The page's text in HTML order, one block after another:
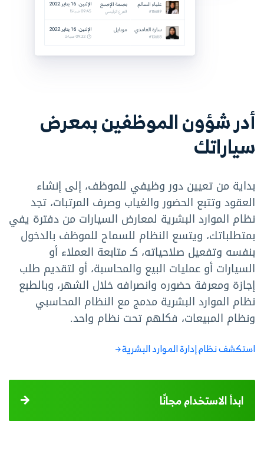
أدر شؤون الموظفين بمعرض
سياراتك
بداية من تعيين دور وظيفي للموظف، إلى إنشاء
العقود وتتبع الحضور والغياب وصرف المرتبات، تجد
نظام الموارد البشرية لمعارض السيارات من دفترة يفي
بمتطلباتك، ويتسع النظام للسماح للموظف بالدخول
بنفسه وتفعيل صلاحياته، كـ متابعة العملاء أو
السيارات أو عمليات البيع والمحاسبة، أو لتقديم طلب
إجازة ومعرفة حضوره وانصرافه خلال الشهر، وبالطبع
نظام الموارد البشرية مدمج مع النظام المحاسبي
ونظام المبيعات، فكلهم تحت نظام واحد.
استكشف نظام إدارة الموارد البشرية
ابدأ الاستخدام مجانًا